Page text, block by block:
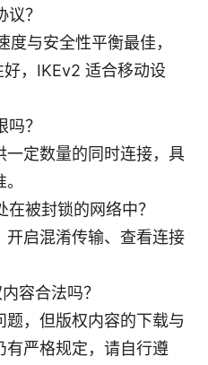
？
与安全性平衡最佳，
，IKEv2 适合移动设
？
一定数量的同时连接，具
被封锁的网络中？
开启混淆传输、查看连接
容合法吗？
题，但版权内容的下载与
有严格规定，请自行遵